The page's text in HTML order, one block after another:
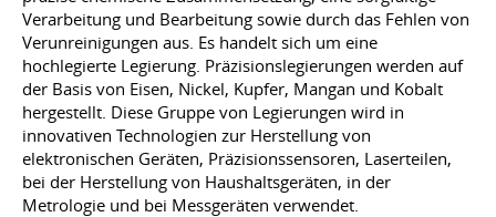
Verarbeitung und Bearbeitung sowie durch das Fehlen von
Verunreinigungen aus. Es handelt sich um eine
hochlegierte Legierung. Präzisionslegierungen werden auf
der Basis von Eisen, Nickel, Kupfer, Mangan und Kobalt
hergestellt. Diese Gruppe von Legierungen wird in
innovativen Technologien zur Herstellung von
elektronischen Geräten, Präzisionssensoren, Laserteilen,
bei der Herstellung von Haushaltsgeräten, in der
Metrologie und bei Messgeräten verwendet.